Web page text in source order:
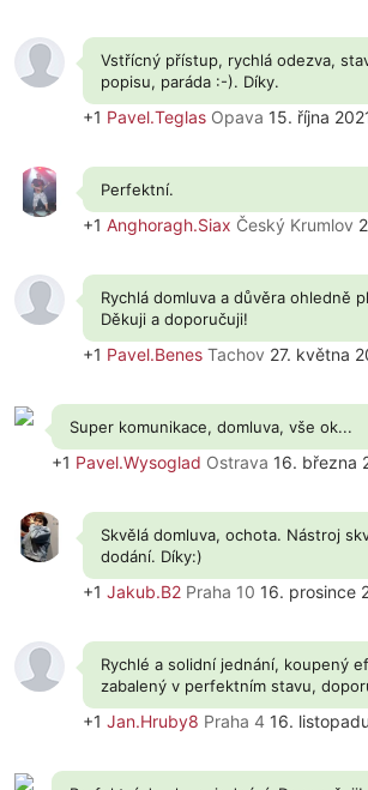
Vstřícný přístup, rychlá odezva,
popisu, paráda :-). Díky.
+1 Pavel.Teglas Opava 15. října
Perfektní.
+1 Anghoragh.Siax Český Krumlov
Rychlá domluva a důvěra ohledně
Děkuji a doporučuji!
+1 Pavel.Benes Tachov 27. května
Super komunikace, domluva, vše ok...
+1 Pavel.Wysoglad Ostrava 16. března
Skvělá domluva, ochota. Nástroj
dodání. Díky:)
+1 Jakub.B2 Praha 10 16. prosince
Rychlé a solidní jednání, koupený
zabalený v perfektním stavu,
+1 Jan.Hruby8 Praha 4 16.